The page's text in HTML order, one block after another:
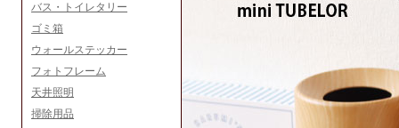
バス・トイレタリー
ゴミ箱
ウォールステッカー
フォトフレーム
天井照明
掃除用品